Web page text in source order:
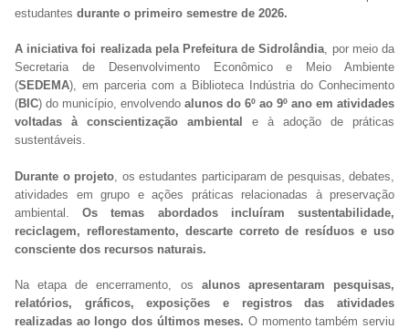
estudantes durante o primeiro semestre de 2026.
A iniciativa foi realizada pela Prefeitura de Sidrolândia, por meio da
Secretaria de Desenvolvimento Econômico e Meio Ambiente
(SEDEMA), em parceria com a Biblioteca Indústria do Conhecimento
(BIC) do município, envolvendo alunos do 6º ao 9º ano em atividades
voltadas à conscientização ambiental
e à adoção de práticas
sustentáveis.
Durante o projeto , os estudantes participaram de pesquisas, debates,
atividades em grupo e ações práticas relacionadas à preservação
ambiental.Os temas abordados incluíram sustentabilidade,
reciclagem, reflorestamento, descarte correto de resíduos e uso
consciente dos recursos naturais.
Na etapa de encerramento, os alunos apresentaram pesquisas,
relatórios, gráficos, exposições e registros das atividades
realizadas ao longo dos últimos meses. O momento também serviu